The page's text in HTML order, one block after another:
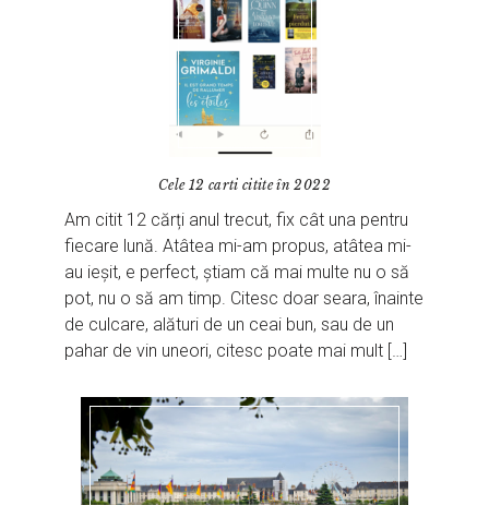
Cele 12 carti citite în 2022
Am citit 12 cărți anul trecut, fix cât una pentru
fiecare lună. Atâtea mi-am propus, atâtea mi-
au ieșit, e perfect, știam că mai multe nu o să
pot, nu o să am timp. Citesc doar seara, înainte
de culcare, alături de un ceai bun, sau de un
pahar de vin uneori, citesc poate mai mult […]